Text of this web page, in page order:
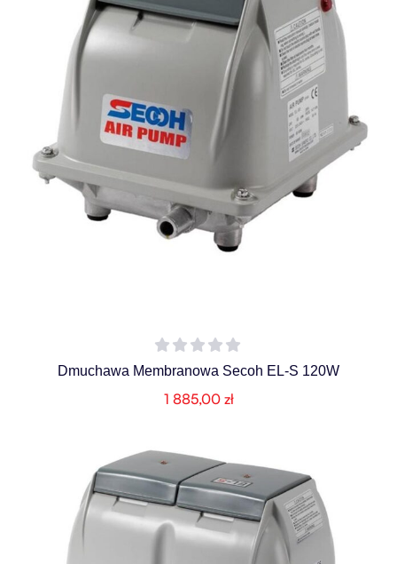
Dmuchawa Membranowa Secoh EL-S 120W
1 885,00 zł